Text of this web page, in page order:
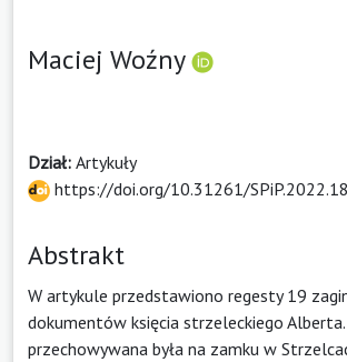
Maciej Woźny
Dział: Artykuły
https://doi.org/10.31261/
Abstrakt
W artykule przedstawiono regesty 19
dokumentów księcia strzeleckiego Alberta.
przechowywana była na zamku w